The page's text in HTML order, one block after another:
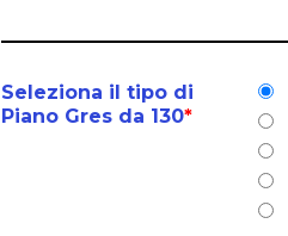
Seleziona il tipo di
Piano Gres da 130*